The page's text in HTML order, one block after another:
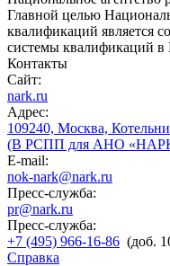
Главной целью
квалификаций является
системы квалификаций в
Контакты
Сайт:
nark.ru
Адрес:
109240, Москва,
(В РСПП для АНО
E-mail:
nok-nark@nark.ru
Пресс-служба:
pr@nark.ru
Пресс-служба:
+7 (495) 966-16-86 (доб.
Справка